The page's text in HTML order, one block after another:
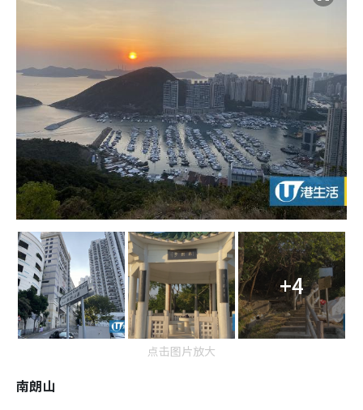
+4
点击图片放大
南朗山